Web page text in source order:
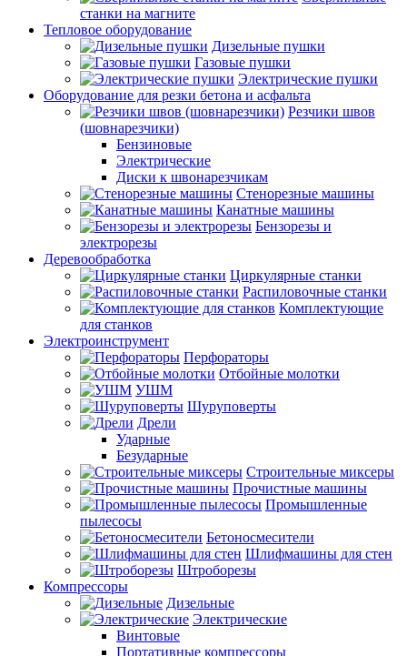
станки на магните
Тепловое оборудование
Дизельные пушки
Газовые пушки
Электрические пушки
Оборудование для резки бетона и асфальта
Резчики швов
(шовнарезчики)
Бензиновые
Электрические
Диски к швонарезчикам
Стенорезные машины
Канатные машины
Бензорезы и
электрорезы
Деревообработка
Циркулярные станки
Распиловочные станки
Комплектующие
для станков
Электроинструмент
Перфораторы
Отбойные молотки
УШМ
Шуруповерты
Дрели
Ударные
Безударные
Строительные миксеры
Прочистные машины
Промышленные
пылесосы
Бетоносмесители
Шлифмашины для стен
Штроборезы
Компрессоры
Дизельные
Электрические
Винтовые
Портативные компрессоры